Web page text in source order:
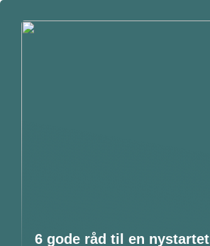
6 gode råd til en nystartet